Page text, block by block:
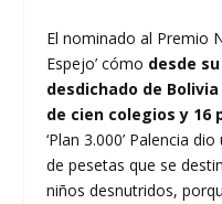
El nominado al Premio
Espejo’ cómo desde
desdichado de
de cien colegios y 16
‘Plan 3.000’ Palencia
de pesetas que se
niños desnutridos,